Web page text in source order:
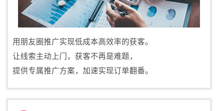
用朋友圈推广实现低成本高效率的获客。
让线索主动上门，获客不再是难题，
提供专属推广方案，加速实现订单翻番。